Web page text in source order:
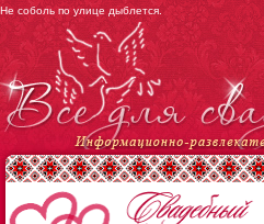
Не соболь по улице дыблется.